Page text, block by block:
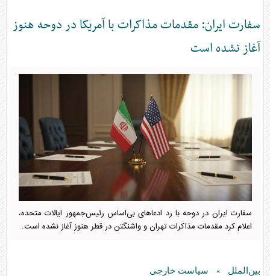
سفارت ایران: مقدمات مذاکرات با آمریکا در دوحه هنوز
آغاز نشده است
سفارت ایران در دوحه با رد ادعا‌های بی‌اساس رئیس‌جمهور ایالات متحده،
اعلام کرد مقدمات مذاکرات تهران و واشنگتن در قطر هنوز آغاز نشده است.
بین‌الملل » سیاست خارجی